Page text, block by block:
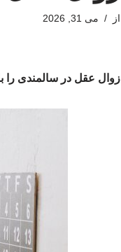
از می 31, 2026
زوال عقل در سالمندی را